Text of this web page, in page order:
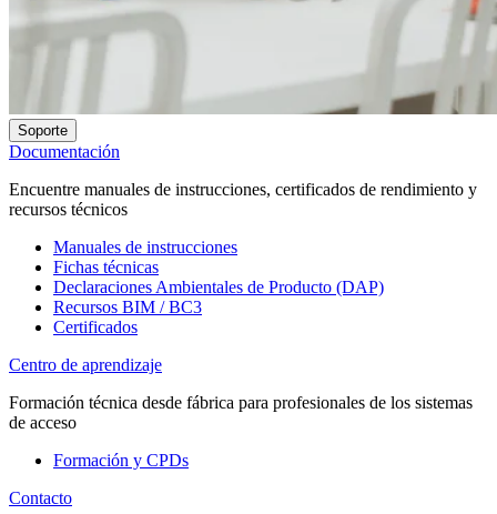
Soporte
Documentación
Encuentre manuales de instrucciones, certificados de rendimiento y
recursos técnicos
Manuales de instrucciones
Fichas técnicas
Declaraciones Ambientales de Producto (DAP)
Recursos BIM / BC3
Certificados
Centro de aprendizaje
Formación técnica desde fábrica para profesionales de los sistemas
de acceso
Formación y CPDs
Contacto